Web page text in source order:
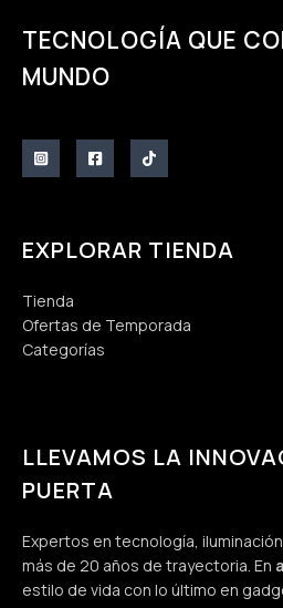
TECNOLOGÍA QUE
MUNDO
EXPLORAR TIENDA
Tienda
Ofertas de Temporada
Categorías
LLEVAMOS LA
PUERTA
Expertos en tecnología,
más de 20 años de trayectoria. En
estilo de vida con lo último en